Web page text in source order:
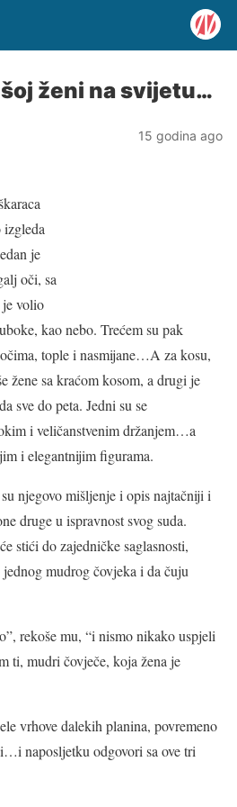
ženi na svijetu…
15 godina ago
je
oči, sa
volio
kao nebo. Trećem su pak
tople i nasmijane…A za kosu,
žene sa kraćom kosom, a drugi je
sve do peta. Jedni su se
i veličanstvenim držanjem…a
i elegantnijim figurama.
njegovo mišljenje i opis najtačniji i
druge u ispravnost svog suda.
stići do zajedničke saglasnosti,
mudrog čovjeka i da čuju
rekoše mu, “i nismo nikako uspjeli
ti, mudri čovječe, koja žena je
vrhove dalekih planina, povremeno
naposljetku odgovori sa ove tri